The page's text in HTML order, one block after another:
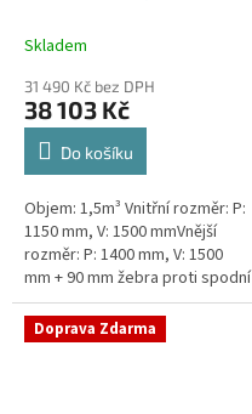
Skladem
31 490 Kč bez DPH
38 103 Kč
Do košíku
Objem: 1,5m³ Vnitřní rozměr: P:
1150 mm, V: 1500 mmVnější
rozměr: P: 1400 mm, V: 1500
mm + 90 mm žebra proti spodní
vodě + komínek Průměr 1150
mm, vnější průměr 1400 mm,...
Doprava Zdarma